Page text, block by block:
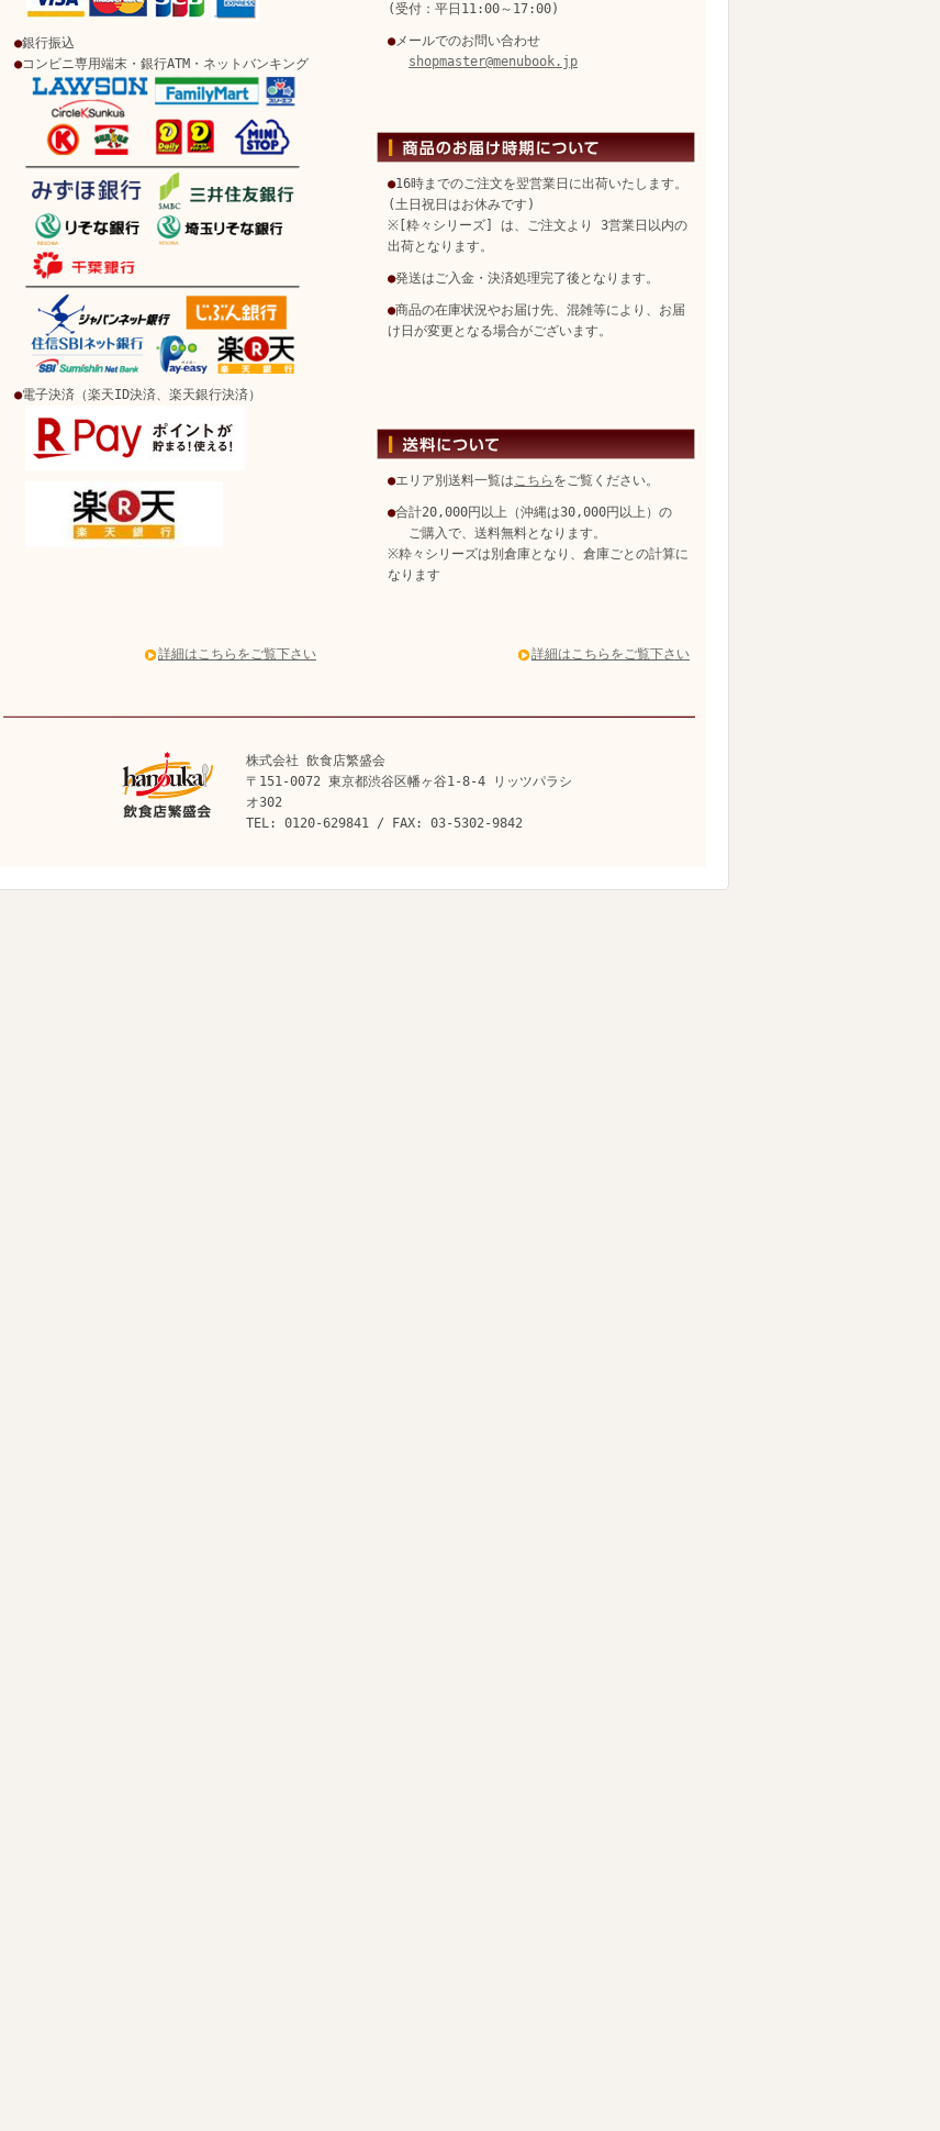
●銀行振込
●コンビニ専用端末・銀行ATM・ネットバンキング
●電子決済（楽天ID決済、楽天銀行決済）
詳細はこちらをご覧下さい
(受付：平日11:00～17:00)
●メールでのお問い合わせ
shopmaster@menubook.jp
●16時までのご注文を翌営業日に出荷いたします。
(土日祝日はお休みです)
※[粋々シリーズ] は、ご注文より 3営業日以内の
出荷となります。
●発送はご入金・決済処理完了後となります。
●商品の在庫状況やお届け先、混雑等により、お届
け日が変更となる場合がございます。
●エリア別送料一覧はこちら をご覧ください。
●合計20,000円以上（沖縄は30,000円以上）の
ご購入で、送料無料となります。
※粋々シリーズは別倉庫となり、倉庫ごとの計算に
なります
詳細はこちらをご覧下さい
株式会社 飲食店繁盛会
〒151-0072 東京都渋谷区幡ヶ谷1-8-4 リッツパラシ
オ302
TEL: 0120-629841 / FAX: 03-5302-9842